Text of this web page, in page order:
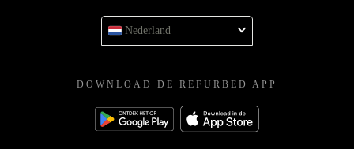
Nederland
DOWNLOAD DE REFURBED APP